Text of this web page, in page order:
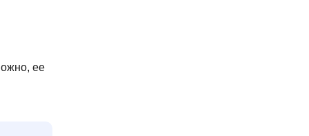
ее